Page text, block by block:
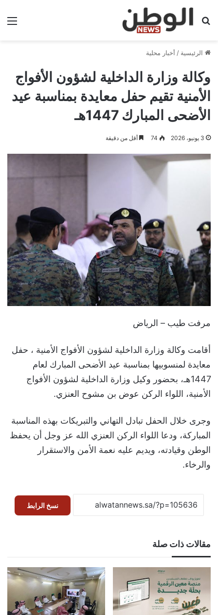
بحث عن
الرئيسية / أخبار محلية
وكالة وزارة الداخلية لشؤون الأفواج
الأمنية تقيم حفل معايدة بمناسبة عيد
الأضحى المبارك 1447هـ
3 يونيو، 2026 74 أقل من دقيقة
مرفت طيب – الرياض
أقامت وكالة وزارة الداخلية لشؤون الأفواج الأمنية ، حفل
معايدة لمنسوبيها بمناسبة عيد الأضحى المبارك لعام
1447هـ، بحضور وكيل وزارة الداخلية لشؤون الأفواج
الأمنية، اللواء الركن عوض بن مشوح العنزي.
وجرى خلال الحفل تبادل التهاني والتبريكات بهذه المناسبة
المباركة، ودعا اللواء الركن العنزي الله عز وجل أن يحفظ
الوطن وقيادته، ويديم عليه نعمة الأمن والاستقرار
والرخاء.
نسخ الرابط
مقالات ذات صلة